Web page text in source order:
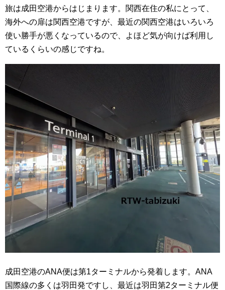
旅は成田空港からはじまります。関西在住の私にとって、
海外への扉は関西空港ですが、最近の関西空港はいろいろ
使い勝手が悪くなっているので、よほど気が向けば利用し
ているくらいの感じですね。
成田空港のANA便は第1ターミナルから発着します。ANA
国際線の多くは羽田発ですし、最近は羽田第2ターミナル便